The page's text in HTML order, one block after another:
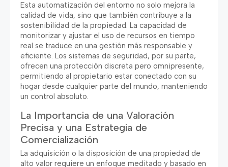
Esta automatización del entorno no solo mejora la
calidad de vida, sino que también contribuye a la
sostenibilidad de la propiedad. La capacidad de
monitorizar y ajustar el uso de recursos en tiempo
real se traduce en una gestión más responsable y
eficiente. Los sistemas de seguridad, por su parte,
ofrecen una protección discreta pero omnipresente,
permitiendo al propietario estar conectado con su
hogar desde cualquier parte del mundo, manteniendo
un control absoluto.
La Importancia de una Valoración
Precisa y una Estrategia de
Comercialización
La adquisición o la disposición de una propiedad de
alto valor requiere un enfoque meditado y basado en